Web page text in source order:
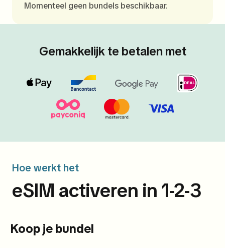
Momenteel geen bundels beschikbaar.
Gemakkelijk te betalen met
Hoe werkt het
eSIM activeren in 1-2-3
Koop je bundel